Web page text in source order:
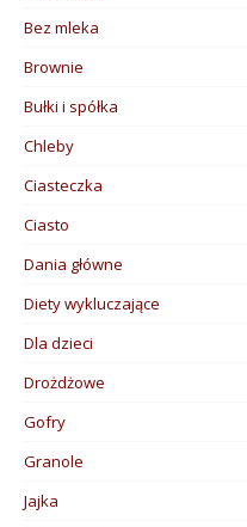
Bez mleka
Brownie
Bułki i spółka
Chleby
Ciasteczka
Ciasto
Dania główne
Diety wykluczające
Dla dzieci
Drożdżowe
Gofry
Granole
Jajka